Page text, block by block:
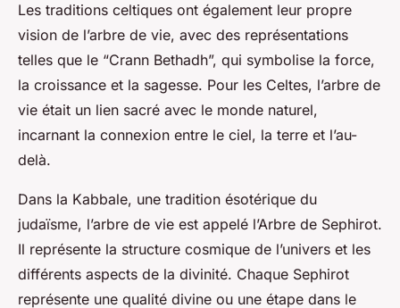
Les traditions celtiques ont également leur propre
vision de l’arbre de vie, avec des représentations
telles que le “Crann Bethadh”, qui symbolise la force,
la croissance et la sagesse. Pour les Celtes, l’arbre de
vie était un lien sacré avec le monde naturel,
incarnant la connexion entre le ciel, la terre et l’au-
delà.
Dans la Kabbale, une tradition ésotérique du
judaïsme, l’arbre de vie est appelé l’Arbre de Sephirot.
Il représente la structure cosmique de l’univers et les
différents aspects de la divinité. Chaque Sephirot
représente une qualité divine ou une étape dans le